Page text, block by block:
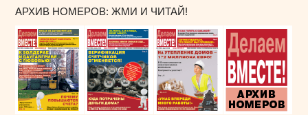
АРХИВ НОМЕРОВ: ЖМИ И ЧИТАЙ!